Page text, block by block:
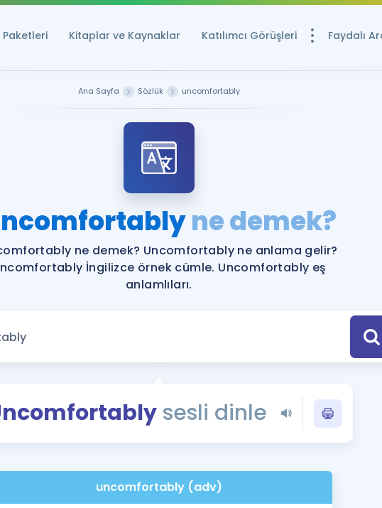
Paketleri Kitaplar ve Kaynaklar Katılımcı Görüşleri Faydalı
Ücretsiz Kaynaklar
YDS ve YÖKDİL Puan
YDS ve YÖKDİL'e Hazırlananlar
Eğitim ve Kitaplara Özel
YDS - YÖKDİL Tüm Sınavlarla
İngilizce Gramer
İngilizce Gramer ve Konu
Remzi Hoca ile
Ana Sayfa Sözlük uncomfortably
ne demek?
ne demek? Uncomfortably ne anlama gelir?
İngilizce örnek cümle. Uncomfortably eş
anlamlıları.
sesli dinle
uncomfortably (adv)